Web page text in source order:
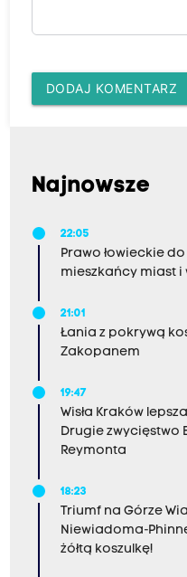
DODAJ KOMENTARZ
Najnowsze
22:05
Prawo łowieckie
mieszkańcy miast i
21:01
Łania z pokrywą
Zakopanem
19:47
Wisła Kraków
Drugie zwycięstwo
Reymonta
18:23
Triumf na Górze
Niewiadoma-
żółtą koszulkę!